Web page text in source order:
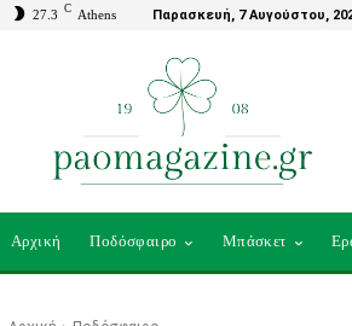
27.3 C Athens Παρασκευή, 7 Αυγούστου,
Αρχική Ποδόσφαιρο Μπάσκετ